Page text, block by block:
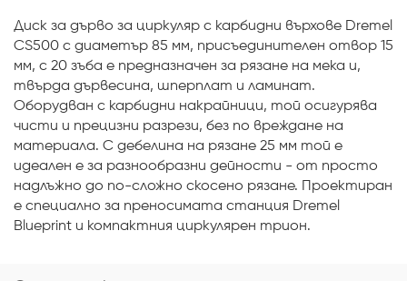
Диск за дърво за циркуляр с карбидни върхове Dremel
CS500 с диаметър 85 мм, присъединителен отвор 15
мм, с 20 зъба е предназначен за рязане на мека и,
твърда дървесина, шперплат и ламинат.
Оборудван с карбидни накрайници, той осигурява
чисти и прецизни разрези, без по вреждане на
материала. С дебелина на рязане 25 мм той е
идеален е за разнообразни дейности - от просто
надлъжно до по-сложно скосено рязане. Проектиран
е специално за преносимата станция Dremel
Blueprint и компактния циркулярен трион.